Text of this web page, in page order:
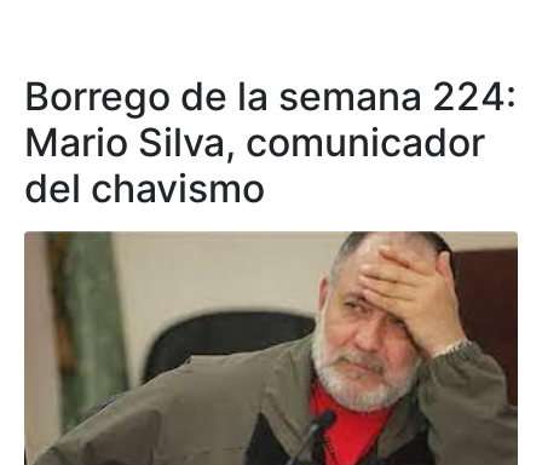
Borrego de la semana 224:
Mario Silva, comunicador
del chavismo